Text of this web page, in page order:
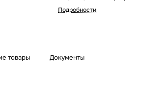
Мин.отрезок 100мм, 8
Подробности
товары Документы